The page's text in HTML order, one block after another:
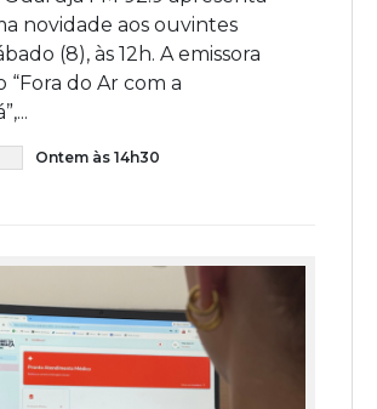
novidade aos ouvintes
(8), às 12h. A emissora
“Fora do Ar com a
Ontem às 14h30